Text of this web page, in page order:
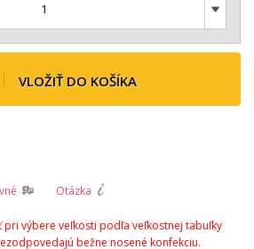
1
VLOŽIŤ DO KOŠÍKA
Otázka
výbere veľkosti podľa veľkostnej tabuľky
bežne nosené konfekciu.